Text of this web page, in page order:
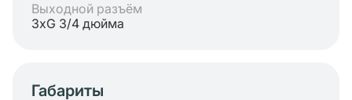
Выходной разъём
3хG 3/4 дюйма
Габариты